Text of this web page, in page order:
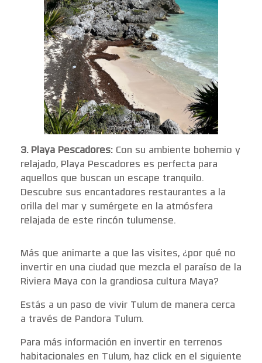
3. Playa Pescadores: Con su ambiente bohemio y
relajado, Playa Pescadores es perfecta para
aquellos que buscan un escape tranquilo.
Descubre sus encantadores restaurantes a la
orilla del mar y sumérgete en la atmósfera
relajada de este rincón tulumense.
Más que animarte a que las visites, ¿por qué no
invertir en una ciudad que mezcla el paraíso de la
Riviera Maya con la grandiosa cultura Maya?
Estás a un paso de vivir Tulum de manera cerca
a través de Pandora Tulum.
Para más información en invertir en terrenos
habitacionales en Tulum, haz click en el siguiente